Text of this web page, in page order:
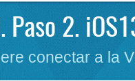
Paso 2.
conectar a la